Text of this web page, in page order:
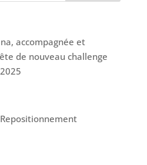
accompagnée et
de nouveau challenge